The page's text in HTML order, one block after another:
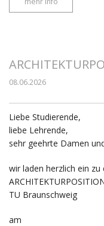
08.06.2026
Liebe Studierende,
liebe Lehrende,
sehr geehrte Damen
wir laden herzlich ein
TU Braunschweig
am